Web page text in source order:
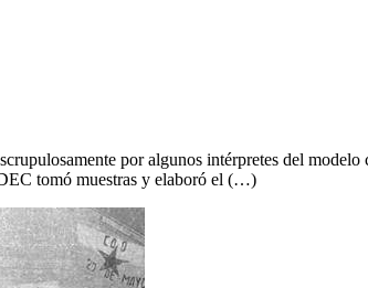
por algunos intérpretes del
tomó muestras y elaboró el (…)